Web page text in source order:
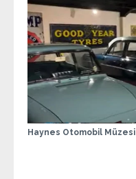
Haynes Otomobil Müzesi